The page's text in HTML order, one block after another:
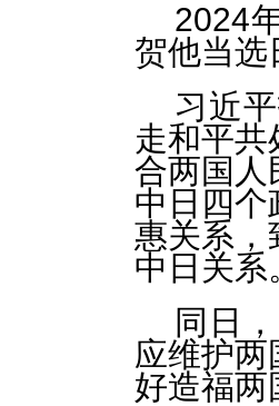
2024
贺他当选
习近
走和平
合两国人
中日四个
惠关系，
中日关系
同日
应维护
好造福两